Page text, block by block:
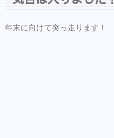
年末に向けて突っ走ります！